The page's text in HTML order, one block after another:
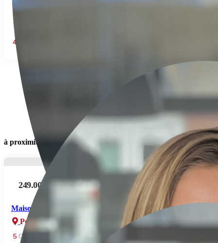
2
4
à proximité:
249.000€
Maison de Maître entre Grandvilliers et Poix de Picardie
Poix de picardie
5 Chambre(s) 1Salles de bains